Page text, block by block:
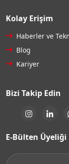
Kolay Erişim
Haberler ve
Blog
Kariyer
Bizi Takip Edin
E-Bülten Üyeliği